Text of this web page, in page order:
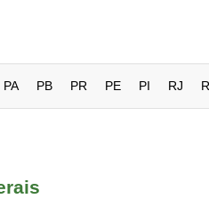
PA PB PR PE PI RJ